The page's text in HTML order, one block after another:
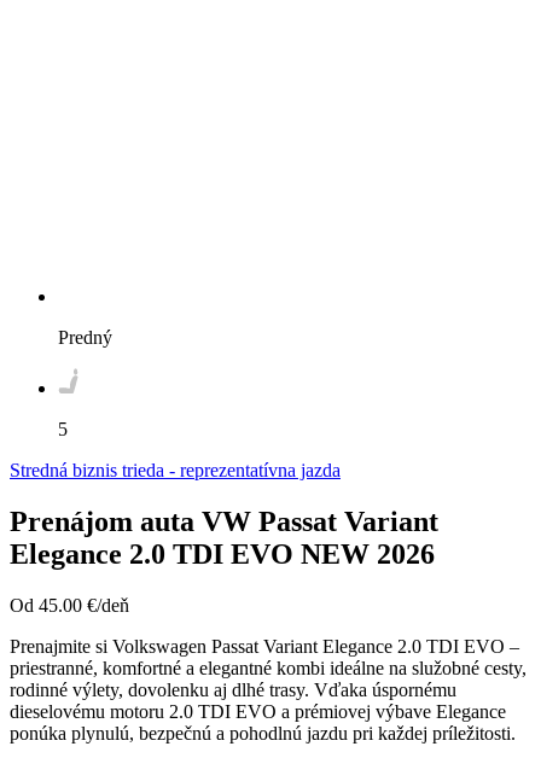
Predný
5
Stredná biznis trieda - reprezentatívna jazda
Prenájom auta VW Passat Variant
Elegance 2.0 TDI EVO NEW 2026
Od 45.00 €/deň
Prenajmite si Volkswagen Passat Variant Elegance 2.0 TDI EVO –
priestranné, komfortné a elegantné kombi ideálne na služobné cesty,
rodinné výlety, dovolenku aj dlhé trasy. Vďaka úspornému
dieselovému motoru 2.0 TDI EVO a prémiovej výbave Elegance
ponúka plynulú, bezpečnú a pohodlnú jazdu pri každej príležitosti.